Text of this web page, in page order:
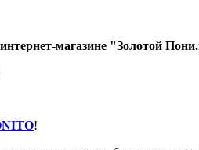
интернет-магазине "Золотой
!